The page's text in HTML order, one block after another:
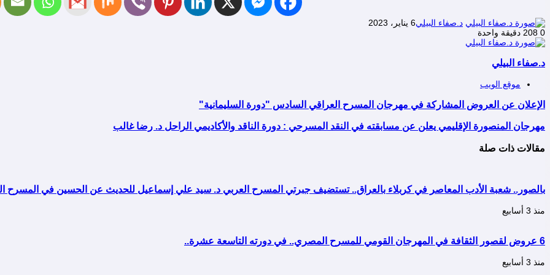
د.صفاء البيلي6 يناير، 2023
0
دقيقة واحدة
د.صفاء البيلي
موقع الويب
الإعلان عن العروض المشاركة في مهرجان المسرح العراقي السادس "دورة السليمانية"
مهرجان المنصورة الإقليمي يعلن عن مسابقته في النقد المسرحي : دورة الناقد والأكاديمي الراحل د. رضا غالب
مقالات ذات صلة
بالصور.. شعبة الأدب المعاصر في كربلاء بالعراق.. تستضيف جبرتي المسرح العربي د. سيد علي إسماعيل للحديث عن الحسين في المسرح
منذ 3 أسابيع
6 عروض لقصور الثقافة في المهرجان القومي للمسرح المصري.. في دورته التاسعة عشرة..
منذ 3 أسابيع